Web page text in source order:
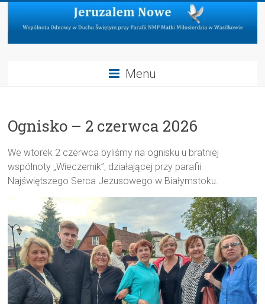
Skip
content
Jeruzalem
Odnowy
Duchu
Świętym
przy
Matki
Miłosierdzia
w
Wasilkowie
Menu
Ognisko – 2 czerwca 2026
We wtorek 2 czerwca byliśmy na ognisku u bratniej
wspólnoty „Wieczernik”, działającej przy parafii
Najświętszego Serca Jezusowego w Białymstoku.